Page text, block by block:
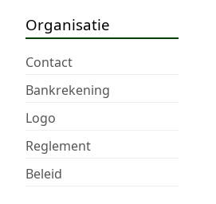
Organisatie
Contact
Bankrekening
Logo
Reglement
Beleid